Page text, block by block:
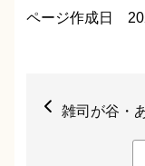
ページ作成日
雑司が谷・